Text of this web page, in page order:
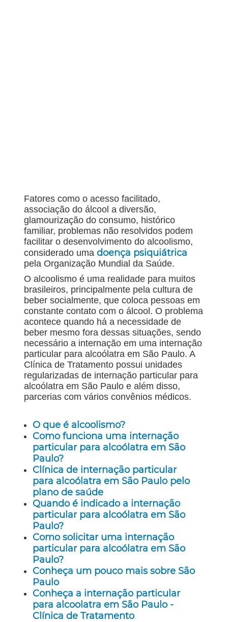
Fatores como o acesso facilitado,
associação do álcool a diversão,
glamourização do consumo, histórico
familiar, problemas não resolvidos podem
facilitar o desenvolvimento do alcoolismo,
considerado uma doença psiquiátrica
pela Organização Mundial da Saúde.
O alcoolismo é uma realidade para muitos
brasileiros, principalmente pela cultura de
beber socialmente, que coloca pessoas em
constante contato com o álcool. O problema
acontece quando há a necessidade de
beber mesmo fora dessas situações, sendo
necessário a internação em uma internação
particular para alcoólatra em São Paulo. A
Clínica de Tratamento possui unidades
regularizadas de internação particular para
alcoólatra em São Paulo e além disso,
parcerias com vários convênios médicos.
O que é alcoolismo?
Como funciona uma internação
particular para alcoólatra em São
Paulo?
Clínica de internação particular
para alcoólatra em São Paulo pelo
plano de saúde
Quando é indicado a internação
particular para alcoólatra em São
Paulo?
Como solicitar uma internação
particular para alcoólatra em São
Paulo?
Conheça um pouco mais sobre São
Paulo
Conheça a internação particular
para alcoolatra em São Paulo -
Clínica de Tratamento